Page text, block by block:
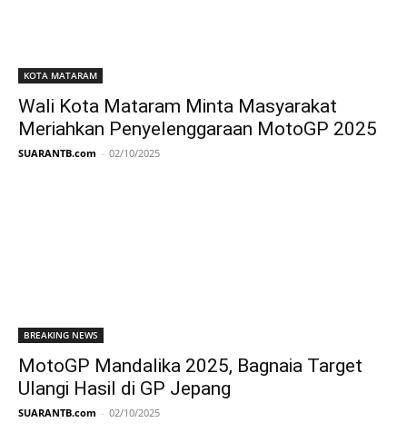
KOTA MATARAM
Wali Kota Mataram Minta Masyarakat
Meriahkan Penyelenggaraan MotoGP 2025
SUARANTB.com - 02/10/2025
BREAKING NEWS
MotoGP Mandalika 2025, Bagnaia Target
Ulangi Hasil di GP Jepang
SUARANTB.com - 02/10/2025